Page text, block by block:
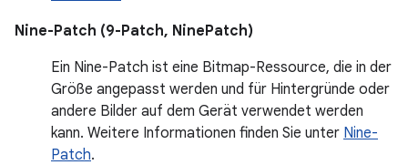
Nine-Patch (9-Patch, NinePatch)
Ein Nine-Patch ist eine Bitmap-Ressource, die in der
Größe angepasst werden und für Hintergründe oder
andere Bilder auf dem Gerät verwendet werden
kann. Weitere Informationen finden Sie unter Nine-
Patch.